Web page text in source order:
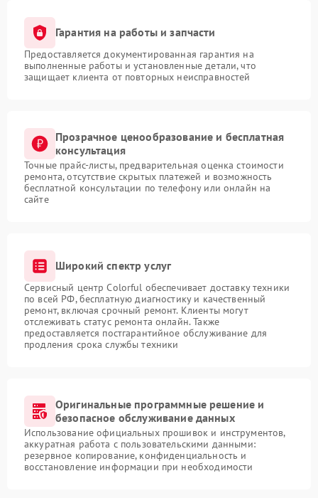
Гарантия на работы и запчасти
Предоставляется документированная гарантия на
выполненные работы и установленные детали, что
защищает клиента от повторных неисправностей
Прозрачное ценообразование и бесплатная
консультация
Точные прайс-листы, предварительная оценка стоимости
ремонта, отсутствие скрытых платежей и возможность
бесплатной консультации по телефону или онлайн на
сайте
Широкий спектр услуг
Сервисный центр Colorful обеспечивает доставку техники
по всей РФ, бесплатную диагностику и качественный
ремонт, включая срочный ремонт. Клиенты могут
отслеживать статус ремонта онлайн. Также
предоставляется постгарантийное обслуживание для
продления срока службы техники
Оригинальные программные решение и
безопасное обслуживание данных
Использование официальных прошивок и инструментов,
аккуратная работа с пользовательскими данными:
резервное копирование, конфиденциальность и
восстановление информации при необходимости